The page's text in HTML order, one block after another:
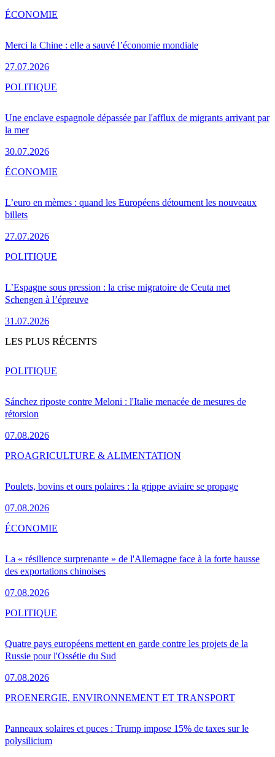
Merci la Chine : elle a sauvé l’économie mondiale
27.07.2026
ÉCONOMIE
Une enclave espagnole dépassée par l'afflux de migrants arrivant par
la mer
30.07.2026
POLITIQUE
L’euro en mèmes : quand les Européens détournent les nouveaux
billets
27.07.2026
ÉCONOMIE
L’Espagne sous pression : la crise migratoire de Ceuta met
Schengen à l’épreuve
31.07.2026
POLITIQUE
LES PLUS RÉCENTS
Sánchez riposte contre Meloni : l'Italie menacée de mesures de
rétorsion
07.08.2026
POLITIQUE
Poulets, bovins et ours polaires : la grippe aviaire se propage
07.08.2026
PROAGRICULTURE & ALIMENTATION
La « résilience surprenante » de l'Allemagne face à la forte hausse
des exportations chinoises
07.08.2026
ÉCONOMIE
Quatre pays européens mettent en garde contre les projets de la
Russie pour l'Ossétie du Sud
07.08.2026
POLITIQUE
Panneaux solaires et puces : Trump impose 15% de taxes sur le
polysilicium
PROENERGIE, ENVIRONNEMENT ET TRANSPORT